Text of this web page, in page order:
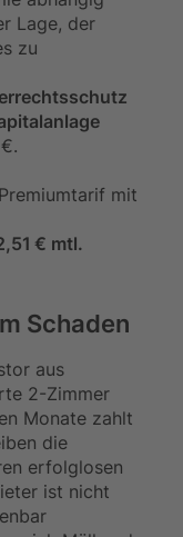
Lage, der
zu
mit
€ mtl.
Schaden
aus
2-Zimmer
Monate zahlt
die
erfolglosen
ist nicht